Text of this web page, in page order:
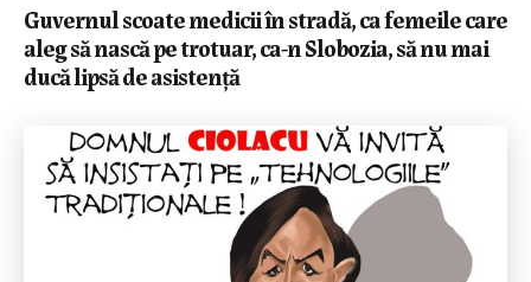
Guvernul scoate medicii în stradă, ca femeile care
aleg să nască pe trotuar, ca-n Slobozia, să nu mai
ducă lipsă de asistență